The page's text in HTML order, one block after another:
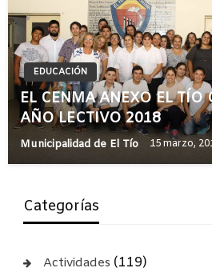
EDUCACIÓN
EL CENMA ANEXO EL TÍO
AÑO LECTIVO 2018
Municipalidad de El Tío 15 marzo,
Categorías
Actividades (119)